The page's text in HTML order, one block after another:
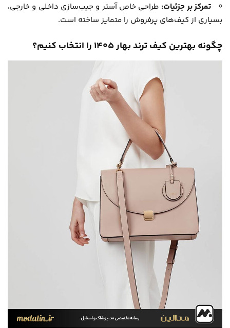
تمرکز بر جزئیات: طراحی خاص آستر و جیب‌سازی داخلی و خارجی،
بسیاری از کیف‌های پرفروش را متمایز ساخته است.
چگونه بهترین کیف ترند بهار 1405 را انتخاب کنیم؟